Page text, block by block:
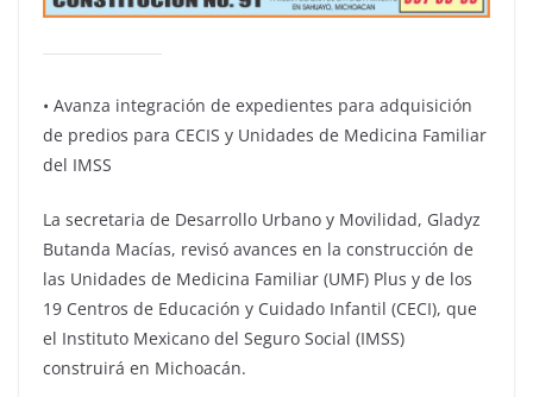
•⁠ ⁠Avanza integración de expedientes para adquisición
de predios para CECIS y Unidades de Medicina Familiar
del IMSS
La secretaria de Desarrollo Urbano y Movilidad, Gladyz
Butanda Macías, revisó avances en la construcción de
las Unidades de Medicina Familiar (UMF) Plus y de los
19 Centros de Educación y Cuidado Infantil (CECI), que
el Instituto Mexicano del Seguro Social (IMSS)
construirá en Michoacán.